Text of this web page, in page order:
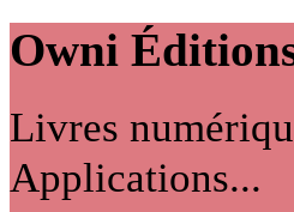
Owni
Livres
Applications...